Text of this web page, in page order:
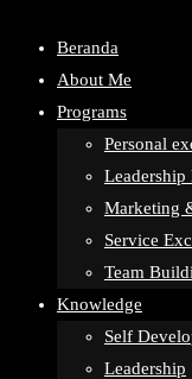
Beranda
About Me
Programs
Personal
Leadership
Marketing
Service
Team
Knowledge
Self
Leadership